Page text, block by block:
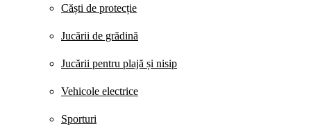
Căști de protecție
Jucării de grădină
Jucării pentru plajă și nisip
Vehicole electrice
Sporturi